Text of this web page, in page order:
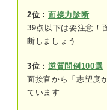
忍耐
病院の面接
自己
2位： 面接力診断
39点以下は要注意！
断しましょう
3位： 逆質問例100選
面接官から「志望度
ています